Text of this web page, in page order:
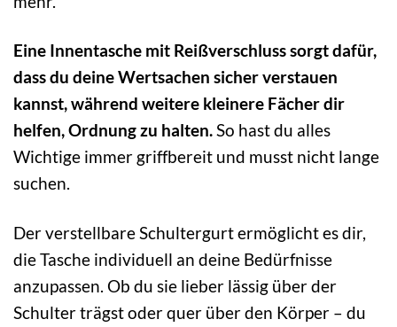
Eine Innentasche mit Reißverschluss sorgt dafür,
dass du deine Wertsachen sicher verstauen
kannst, während weitere kleinere Fächer dir
helfen, Ordnung zu halten.So hast du alles
Wichtige immer griffbereit und musst nicht lange
suchen.
Der verstellbare Schultergurt ermöglicht es dir,
die Tasche individuell an deine Bedürfnisse
anzupassen. Ob du sie lieber lässig über der
Schulter trägst oder quer über den Körper – du